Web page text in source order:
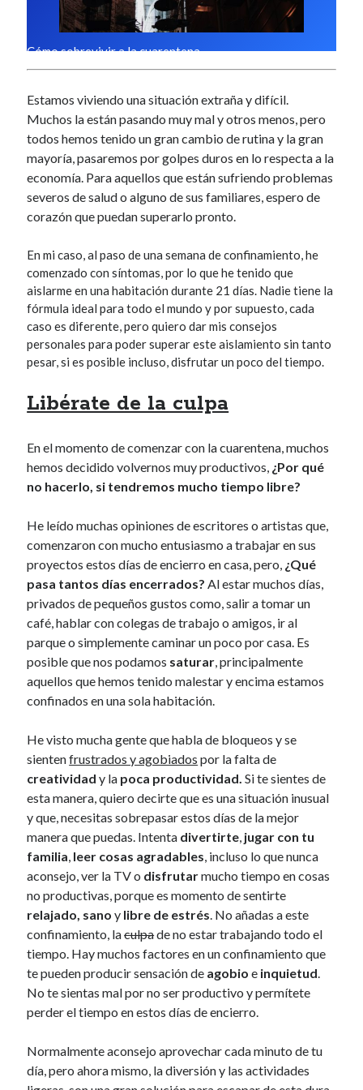
Cómo sobrevivir a la cuarentena
Estamos viviendo una situación extraña y difícil.
Muchos la están pasando muy mal y otros menos, pero
todos hemos tenido un gran cambio de rutina y la gran
mayoría, pasaremos por golpes duros en lo respecta a la
economía. Para aquellos que están sufriendo problemas
severos de salud o alguno de sus familiares, espero de
corazón que puedan superarlo pronto.
En mi caso, al paso de una semana de confinamiento, he
comenzado con síntomas, por lo que he tenido que
aislarme en una habitación durante 21 días. Nadie tiene la
fórmula ideal para todo el mundo y por supuesto, cada
caso es diferente, pero quiero dar mis consejos
personales para poder superar este aislamiento sin tanto
pesar, si es posible incluso, disfrutar un poco del tiempo.
Libérate de la culpa
En el momento de comenzar con la cuarentena, muchos
hemos decidido volvernos muy productivos, ¿Por qué
no hacerlo, si tendremos mucho tiempo libre?
He leído muchas opiniones de escritores o artistas que,
comenzaron con mucho entusiasmo a trabajar en sus
proyectos estos días de encierro en casa, pero, ¿Qué
pasa tantos días encerrados?Al estar muchos días,
privados de pequeños gustos como, salir a tomar un
café, hablar con colegas de trabajo o amigos, ir al
parque o simplemente caminar un poco por casa. Es
posible que nos podamos saturar, principalmente
aquellos que hemos tenido malestar y encima estamos
confinados en una sola habitación.
He visto mucha gente que habla de bloqueos y se
sientenfrustrados y agobiados por la falta de
creatividad y la poca productividad. Si te sientes de
esta manera, quiero decirte que es una situación inusual
y que, necesitas sobrepasar estos días de la mejor
manera que puedas. Intenta divertirte, jugar con tu
familia, leer cosas agradables, incluso lo que nunca
aconsejo, ver la TV o disfrutarmucho tiempo en cosas
no productivas, porque es momento de sentirte
relajado, sano y libre de estrés. No añadas a este
confinamiento, laculpade no estar trabajando todo el
tiempo. Hay muchos factores en un confinamiento que
te pueden producir sensación de agobio e inquietud.
No te sientas mal por no ser productivo y permítete
perder el tiempo en estos días de encierro.
Normalmente aconsejo aprovechar cada minuto de tu
día, pero ahora mismo, la diversión y las actividades